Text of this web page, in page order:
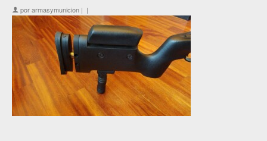
porarmasymunicion | |